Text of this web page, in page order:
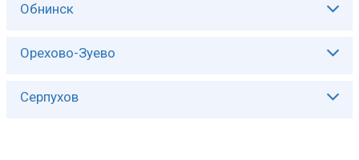
Обнинск
Орехово-Зуево
Серпухов